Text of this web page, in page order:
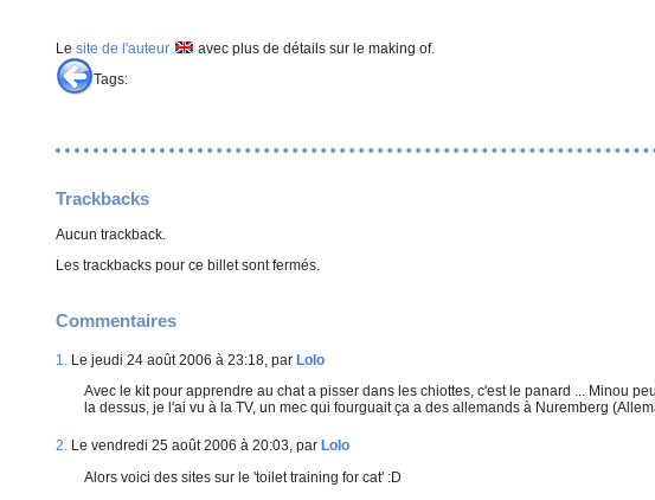
Le site de l'auteur
avec plus de détails sur le making of.
Tags:
Trackbacks
Aucun trackback.
Les trackbacks pour ce billet sont fermés.
Commentaires
1.Le jeudi 24 août 2006 à 23:18, par Lolo
Avec le kit pour apprendre au chat a pisser dans les chiottes, c'est le panard ... Minou
la dessus, je l'ai vu à la TV, un mec qui fourguait ça a des allemands à Nuremberg
2.Le vendredi 25 août 2006 à 20:03, par Lolo
Alors voici des sites sur le 'toilet training for cat' :D